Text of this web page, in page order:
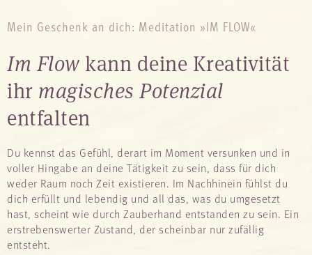
Mein Geschenk an dich: Meditation »IM FLOW«
Im Flow kann deine Kreativität
ihr magisches Potenzial
entfalten
Du kennst das Gefühl, derart im Moment versunken und in
voller Hingabe an deine Tätigkeit zu sein, dass für dich
weder Raum noch Zeit existieren. Im Nachhinein fühlst du
dich erfüllt und lebendig und all das, was du umgesetzt
hast, scheint wie durch Zauberhand entstanden zu sein. Ein
erstrebenswerter Zustand, der scheinbar nur zufällig
entsteht.